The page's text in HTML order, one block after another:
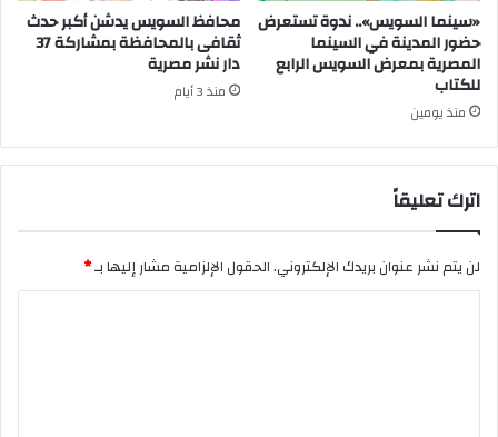
«سينما السويس».. ندوة تستعرض
حضور المدينة في السينما
المصرية بمعرض السويس الرابع
للكتاب
منذ يومين
محافظ السويس يدشن أكبر حدث
ثقافى بالمحافظة بمشاركة 37
دار نشر مصرية
منذ 3 أيام
اترك تعليقاً
لن يتم نشر عنوان بريدك الإلكتروني.الحقول الإلزامية مشار إليها بـ*